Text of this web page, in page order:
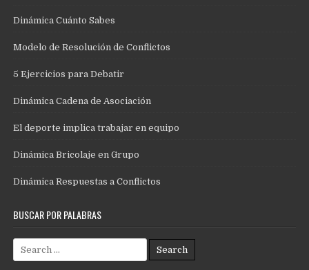
Dinámica Cuánto Sabes
Modelo de Resolución de Conflictos
5 Ejercicios para Debatir
Dinámica Cadena de Asociación
El deporte implica trabajar en equipo
Dinámica Bricolaje en Grupo
Dinámica Respuestas a Conflictos
BUSCAR POR PALABRAS
Search
for: